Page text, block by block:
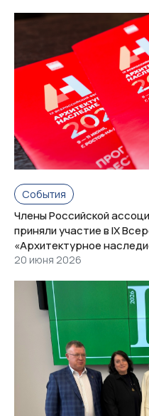
События
Члены Российской
приняли участие в IX
«Архитектурное
20 июня 2026